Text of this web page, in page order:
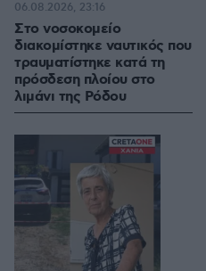
Στο νοσοκομείο
διακομίστηκε ναυτικός που
τραυματίστηκε κατά τη
πρόσδεση πλοίου στο
λιμάνι της Ρόδου
06.08.2026, 23:16